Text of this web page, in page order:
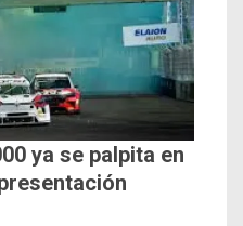
ya se palpita en